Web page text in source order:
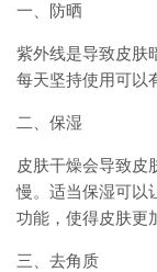
一、防晒
紫外线是导致皮肤
每天坚持使用可以
二、保湿
皮肤干燥会导致皮
慢。适当保湿可以
功能，使得皮肤更
三、去角质